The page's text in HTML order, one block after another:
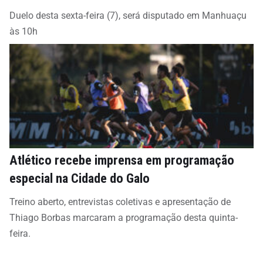
Duelo desta sexta-feira (7), será disputado em Manhuaçu
às 10h
Atlético recebe imprensa em programação
especial na Cidade do Galo
Treino aberto, entrevistas coletivas e apresentação de
Thiago Borbas marcaram a programação desta quinta-
feira.